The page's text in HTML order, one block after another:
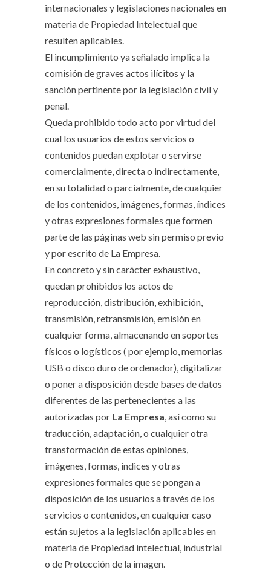
internacionales y legislaciones nacionales en
materia de Propiedad Intelectual que
resulten aplicables.
El incumplimiento ya señalado implica la
comisión de graves actos ilícitos y la
sanción pertinente por la legislación civil y
penal.
Queda prohibido todo acto por virtud del
cual los usuarios de estos servicios o
contenidos puedan explotar o servirse
comercialmente, directa o indirectamente,
en su totalidad o parcialmente, de cualquier
de los contenidos, imágenes, formas, índices
y otras expresiones formales que formen
parte de las páginas web sin permiso previo
y por escrito de La Empresa.
En concreto y sin carácter exhaustivo,
quedan prohibidos los actos de
reproducción, distribución, exhibición,
transmisión, retransmisión, emisión en
cualquier forma, almacenando en soportes
físicos o logísticos ( por ejemplo, memorias
USB o disco duro de ordenador), digitalizar
o poner a disposición desde bases de datos
diferentes de las pertenecientes a las
autorizadas por La Empresa, así como su
traducción, adaptación, o cualquier otra
transformación de estas opiniones,
imágenes, formas, índices y otras
expresiones formales que se pongan a
disposición de los usuarios a través de los
servicios o contenidos, en cualquier caso
están sujetos a la legislación aplicables en
materia de Propiedad intelectual, industrial
o de Protección de la imagen.